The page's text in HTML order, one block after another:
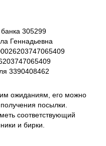
305299
Геннадьевна
3390408462
ожиданиям, его можно
посылки.
соответствующий
и бирки.